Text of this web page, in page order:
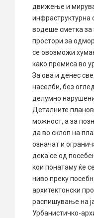
движење и
инфраструктурна
водеше сметка за
простори за
се овозможи
како премиса во
За ова и денес
населби, без
делумно
Деталните
можност, а за
да во склоп на
означат и
дека се од
кои понатаму ќе
ниво преку
архитектонски
распишување на
Урбанистичко-